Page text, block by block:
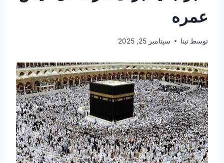
عمره
توسط تینا سپتامبر 25, 2025